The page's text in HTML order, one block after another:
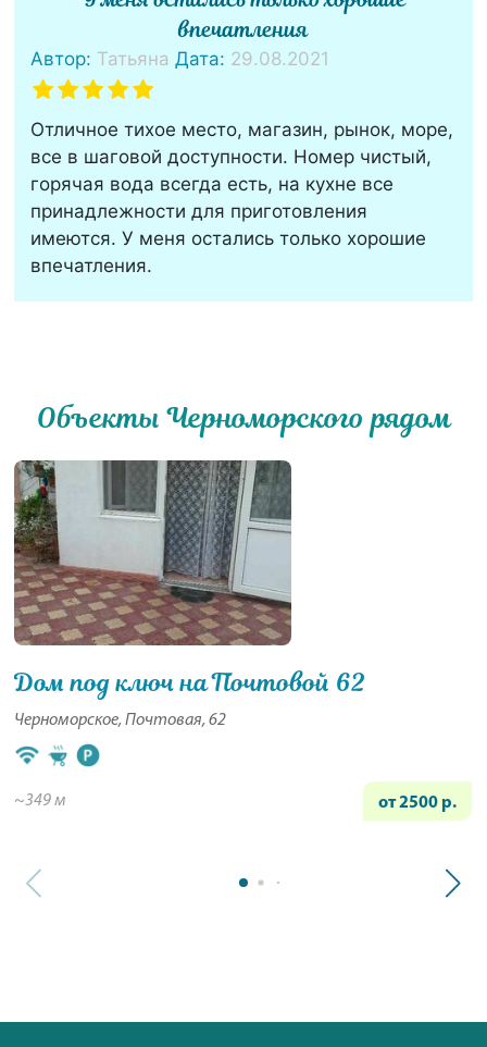
впечатления
Автор: Татьяна Дата: 29.08.2021
Отличное тихое место, магазин, рынок, море,
все в шаговой доступности. Номер чистый,
горячая вода всегда есть, на кухне все
принадлежности для приготовления
имеются. У меня остались только хорошие
впечатления.
Объекты Черноморского рядом
Дом под ключ на Почтовой 62
Черноморское, Почтовая, 62
~349 м от 2500 р.